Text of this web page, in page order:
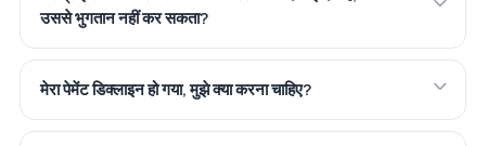
उससे भुगतान नहीं कर सकता?
मेरा पेमेंट डिक्लाइन हो गया, मुझे क्या करना चाहिए?